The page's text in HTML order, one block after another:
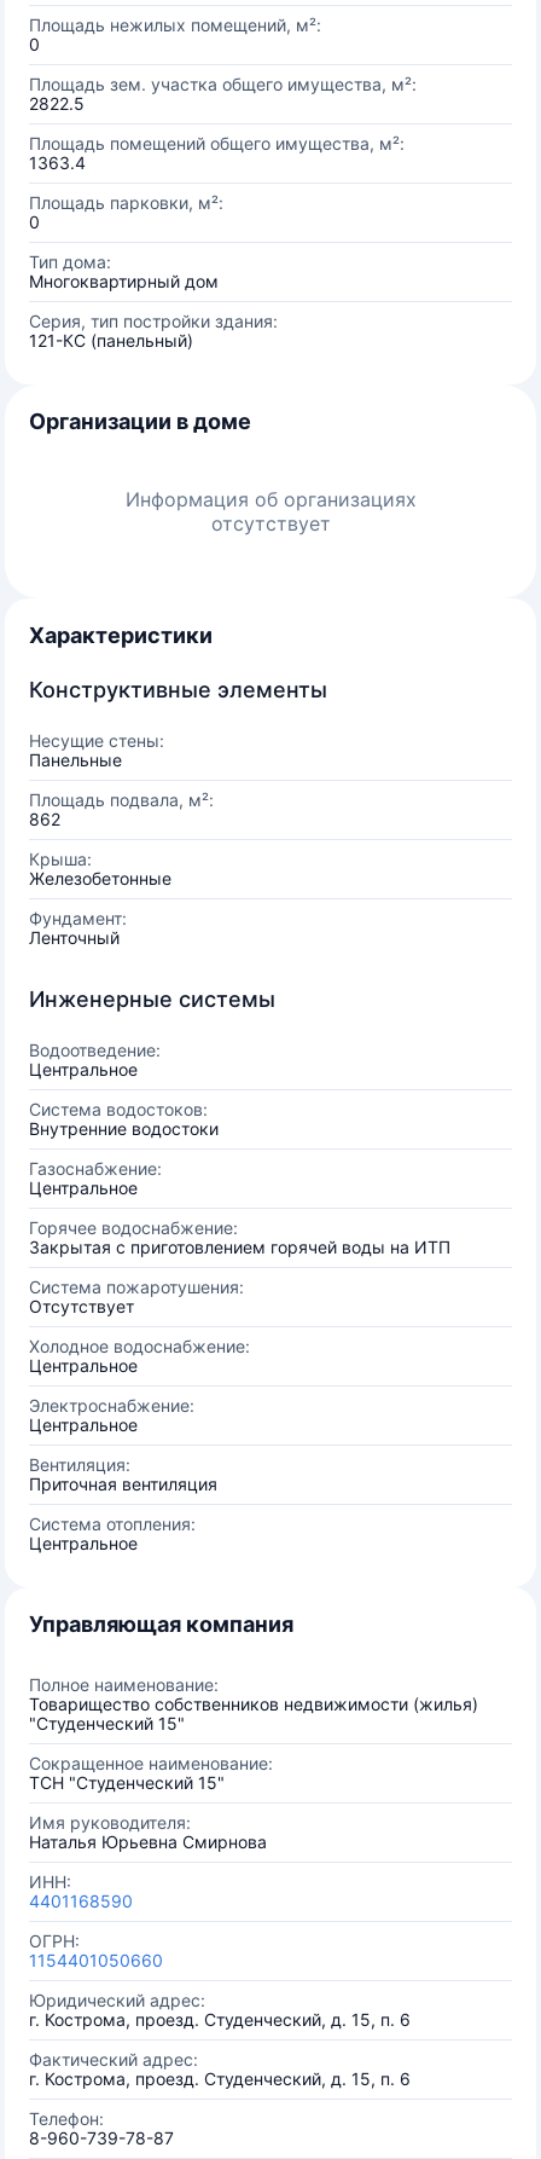
Площадь нежилых помещений, м²:
0
Площадь зем. участка общего имущества, м²:
2822.5
Площадь помещений общего имущества, м²:
1363.4
Площадь парковки, м²:
0
Тип дома:
Многоквартирный дом
Серия, тип постройки здания:
121-КС (панельный)
Организации в доме
Информация об организациях
отсутствует
Характеристики
Конструктивные элементы
Несущие стены:
Панельные
Площадь подвала, м²:
862
Крыша:
Железобетонные
Фундамент:
Ленточный
Инженерные системы
Водоотведение:
Центральное
Система водостоков:
Внутренние водостоки
Газоснабжение:
Центральное
Горячее водоснабжение:
Закрытая с приготовлением горячей воды на ИТП
Система пожаротушения:
Отсутствует
Холодное водоснабжение:
Центральное
Электроснабжение:
Центральное
Вентиляция:
Приточная вентиляция
Система отопления:
Центральное
Управляющая компания
Полное наименование:
Товарищество собственников недвижимости (жилья)
"Студенческий 15"
Сокращенное наименование:
ТСН "Студенческий 15"
Имя руководителя:
Наталья Юрьевна Смирнова
ИНН:
4401168590
ОГРН:
1154401050660
Юридический адрес:
г. Кострома, проезд. Студенческий, д. 15, п. 6
Фактический адрес:
г. Кострома, проезд. Студенческий, д. 15, п. 6
Телефон:
8-960-739-78-87